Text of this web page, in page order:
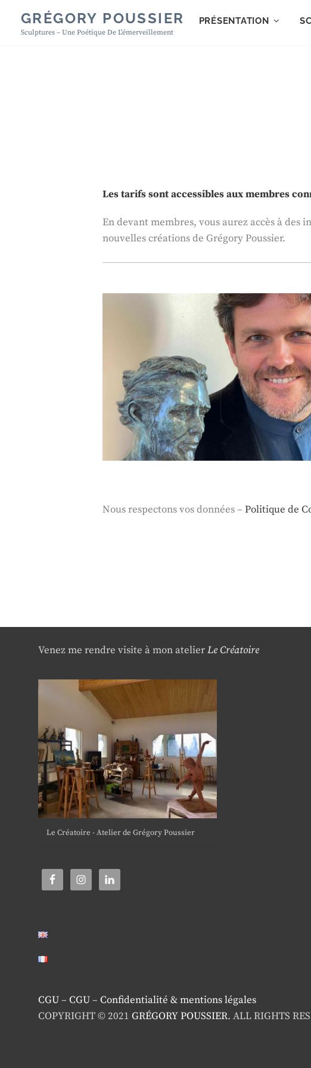
GRÉGORY POUSSIER
Sculptures – Une Poétique De L'émerveillement
PRÉSENTATION
Les tarifs sont accessibles aux membres
En devant membres, vous aurez accès à
nouvelles créations de Grégory Poussier.
Nous respectons vos données – Politique de
Venez me rendre visite à mon atelierLe Créatoire
Le Créatoire - Atelier de Grégory Poussier
CGU– CGU– Confidentialité & mentions légales
COPYRIGHT © 2021 GRÉGORY POUSSIER. ALL RIGHTS